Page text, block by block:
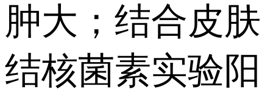
肿大；结合皮肤
结核菌素实验阳